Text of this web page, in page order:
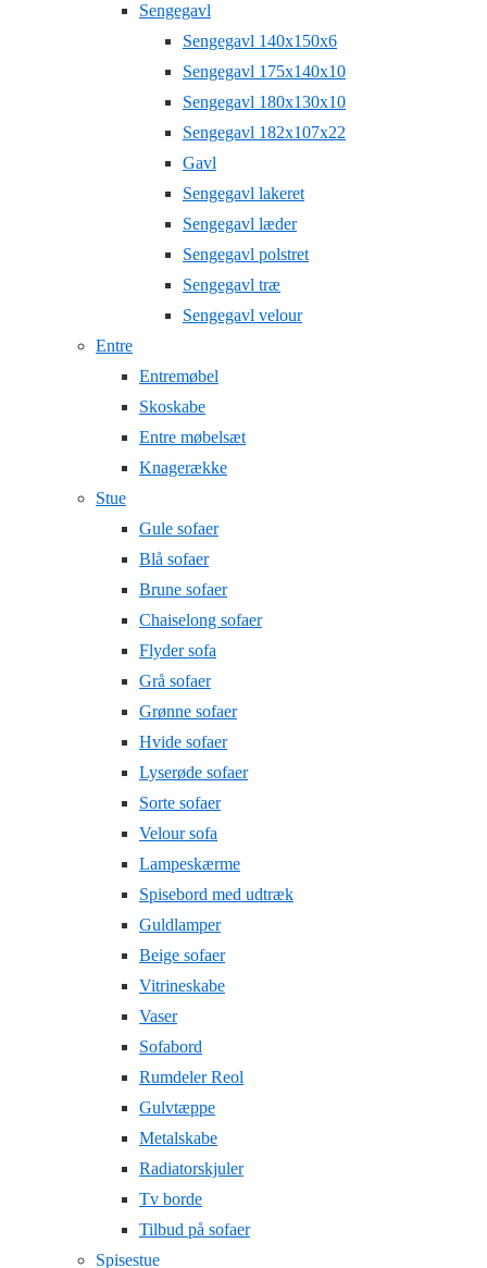
Sengegavl
Sengegavl 140x150x6
Sengegavl 175x140x10
Sengegavl 180x130x10
Sengegavl 182x107x22
Gavl
Sengegavl lakeret
Sengegavl læder
Sengegavl polstret
Sengegavl træ
Sengegavl velour
Entre
Entremøbel
Skoskabe
Entre møbelsæt
Knagerække
Stue
Gule sofaer
Blå sofaer
Brune sofaer
Chaiselong sofaer
Flyder sofa
Grå sofaer
Grønne sofaer
Hvide sofaer
Lyserøde sofaer
Sorte sofaer
Velour sofa
Lampeskærme
Spisebord med udtræk
Guldlamper
Beige sofaer
Vitrineskabe
Vaser
Sofabord
Rumdeler Reol
Gulvtæppe
Metalskabe
Radiatorskjuler
Tv borde
Tilbud på sofaer
Spisestue